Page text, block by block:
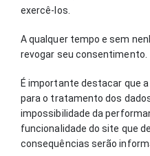
exercê-los.
A qualquer tempo e sem
revogar seu consentimento.
É importante destacar que
para o tratamento dos
impossibilidade da
funcionalidade do site que
consequências serão